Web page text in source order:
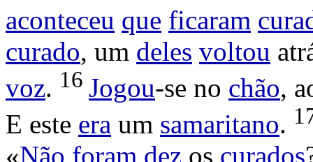
aconteceu que ficaram
curado, um deles voltou
voz. 16 Jogou-se no chão,
E este era um samaritano.
«Não foram dez os curados